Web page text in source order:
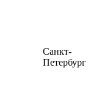
Санкт-
Петербург